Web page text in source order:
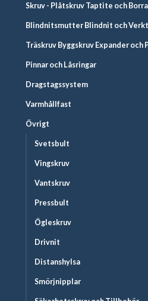
Skruv - Plåtskruv Taptite och
Blindnitsmutter Blindnit och
Träskruv Byggskruv Expander och
Pinnar och Låsringar
Dragstagssystem
Varmhållfast
Övrigt
Svetsbult
Vingskruv
Vantskruv
Pressbult
Ögleskruv
Drivnit
Distanshylsa
Smörjnipplar